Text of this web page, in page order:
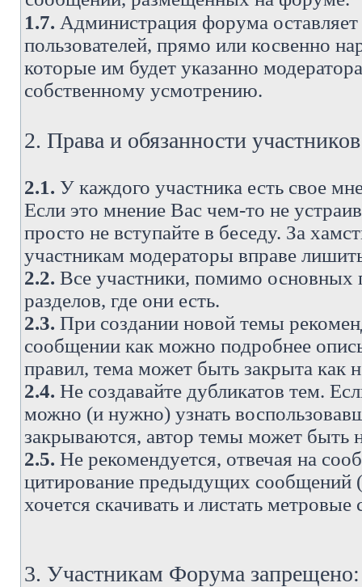
1.7. Администрация форума
пользователей, прямо или косвенно
которые им будет указанно
собственному усмотрению.
2. Права и обязанности
2.1. У каждого участника есть свое
Если это мнение Вас чем-то не
просто не вступайте в беседу. За
участникам модераторы вправе
2.2. Все участники, помимо основных
разделов, где они есть.
2.3. При создании новой темы
сообщении как можно подробнее
правил, тема может быть закрыта как
2.4. Не создавайте дубликатов тем.
можно (и нужно) узнать
закрываются, автор темы может быть
2.5. Не рекомендуется, отвечая на
цитирование предыдущих сообщений
хочется скачивать и листать
3. Участникам Форума запрещено: